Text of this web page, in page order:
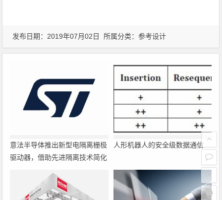
发布日期：2019年07月02日 所属分类：参考设计
意法半导体推出新型电隔离栅极
驱动器，借助先进隔离技术简化
人形机器人的安全级数据通信